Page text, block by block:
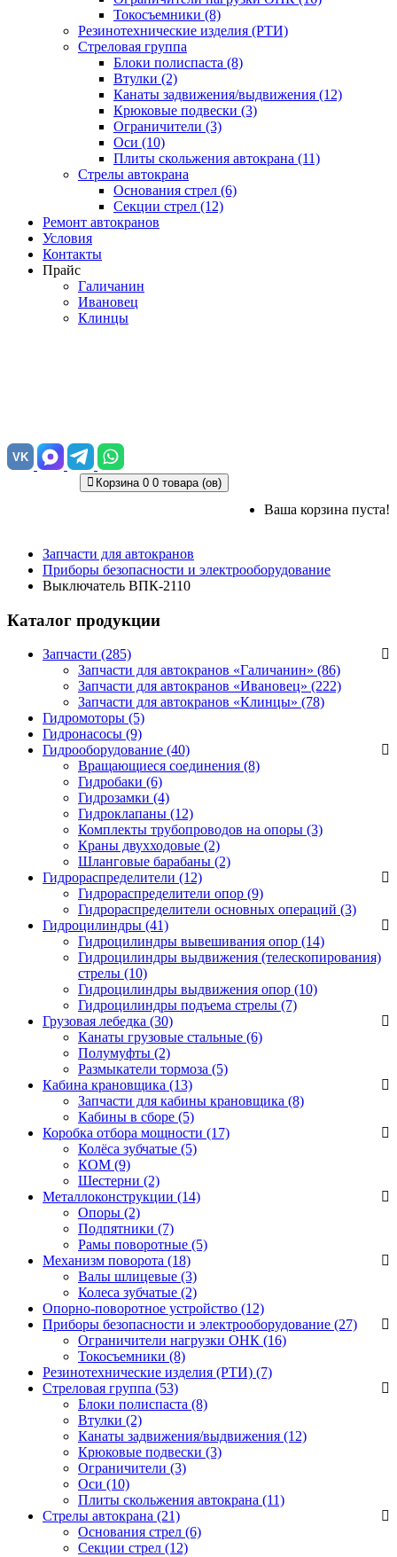
Токосъемники (8)
Резинотехнические изделия (РТИ)
Стреловая группа
Блоки полиспаста (8)
Втулки (2)
Канаты задвижения/выдвижения (12)
Крюковые подвески (3)
Ограничители (3)
Оси (10)
Плиты скольжения автокрана (11)
Стрелы автокрана
Основания стрел (6)
Секции стрел (12)
Ремонт автокранов
Условия
Контакты
Прайс
Галичанин
Ивановец
Клинцы
VK
Корзина 0 0 товара (ов)
Ваша корзина пуста!
Запчасти для автокранов
Приборы безопасности и электрооборудование
Выключатель ВПК-2110
Каталог продукции
Запчасти (285)
Запчасти для автокранов «Галичанин» (86)
Запчасти для автокранов «Ивановец» (222)
Запчасти для автокранов «Клинцы» (78)
Гидромоторы (5)
Гидронасосы (9)
Гидрооборудование (40)
Вращающиеся соединения (8)
Гидробаки (6)
Гидрозамки (4)
Гидроклапаны (12)
Комплекты трубопроводов на опоры (3)
Краны двухходовые (2)
Шланговые барабаны (2)
Гидрораспределители (12)
Гидрораспределители опор (9)
Гидрораспределители основных операций (3)
Гидроцилиндры (41)
Гидроцилиндры вывешивания опор (14)
Гидроцилиндры выдвижения (телескопирования)
стрелы (10)
Гидроцилиндры выдвижения опор (10)
Гидроцилиндры подъема стрелы (7)
Грузовая лебедка (30)
Канаты грузовые стальные (6)
Полумуфты (2)
Размыкатели тормоза (5)
Кабина крановщика (13)
Запчасти для кабины крановщика (8)
Кабины в сборе (5)
Коробка отбора мощности (17)
Колёса зубчатые (5)
КОМ (9)
Шестерни (2)
Металлоконструкции (14)
Опоры (2)
Подпятники (7)
Рамы поворотные (5)
Механизм поворота (18)
Валы шлицевые (3)
Колеса зубчатые (2)
Опорно-поворотное устройство (12)
Приборы безопасности и электрооборудование (27)
Ограничители нагрузки ОНК (16)
Токосъемники (8)
Резинотехнические изделия (РТИ) (7)
Стреловая группа (53)
Блоки полиспаста (8)
Втулки (2)
Канаты задвижения/выдвижения (12)
Крюковые подвески (3)
Ограничители (3)
Оси (10)
Плиты скольжения автокрана (11)
Стрелы автокрана (21)
Основания стрел (6)
Секции стрел (12)